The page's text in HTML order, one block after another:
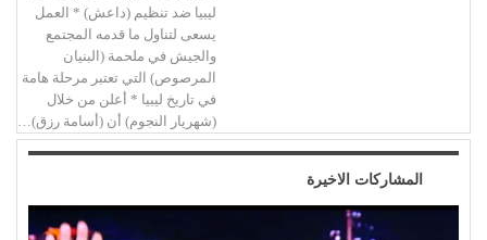
ليبيا ضد تنظيم (داعش) * العمل
يسعى لتناول ما قدمه المجتمع
والجيش في ملحمة (البنيان
المرصوص) التي تعتبر مرحلة هامة
في تاريخ ليبيا * أعلن من خلال
(شهريار النجوم) أن (أسامة رزق)…
المشاركات الاخيرة